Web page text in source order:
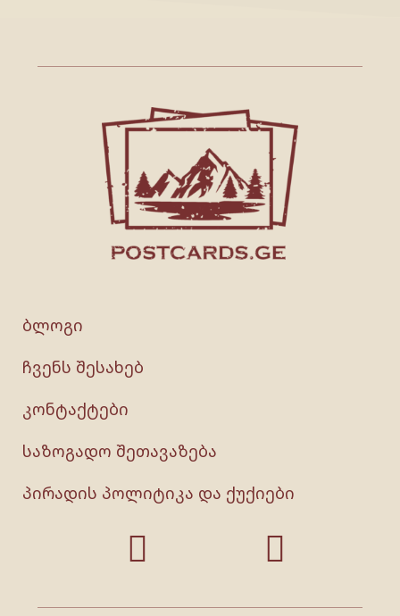
ბლოგი
ჩვენს შესახებ
კონტაქტები
საზოგადო შეთავაზება
პირადის პოლიტიკა და ქუქიები